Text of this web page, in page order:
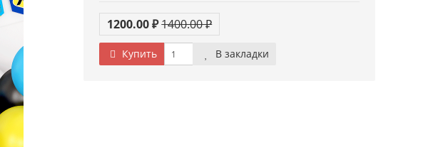
1200.00 ₽1400.00 ₽
Купить В закладки